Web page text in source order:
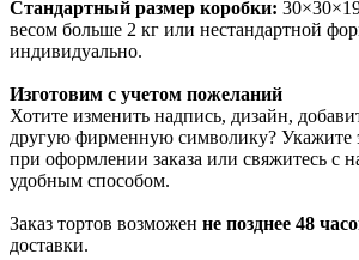
Стандартный размер коробки:
весом больше 2 кг или нестандартной
индивидуально.
Изготовим с учетом пожеланий
Хотите изменить надпись, дизайн,
другую фирменную символику? Укажите
при оформлении заказа или свяжитесь с
удобным способом.
Заказ тортов возможен не позднее 48
доставки.